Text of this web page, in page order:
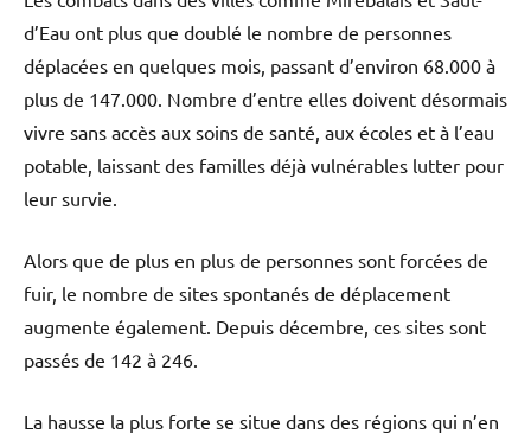
d’Eau ont plus que doublé le nombre de personnes
déplacées en quelques mois, passant d’environ 68.000 à
plus de 147.000. Nombre d’entre elles doivent désormais
vivre sans accès aux soins de santé, aux écoles et à l’eau
potable, laissant des familles déjà vulnérables lutter pour
leur survie.
Alors que de plus en plus de personnes sont forcées de
fuir, le nombre de sites spontanés de déplacement
augmente également. Depuis décembre, ces sites sont
passés de 142 à 246.
La hausse la plus forte se situe dans des régions qui n’en